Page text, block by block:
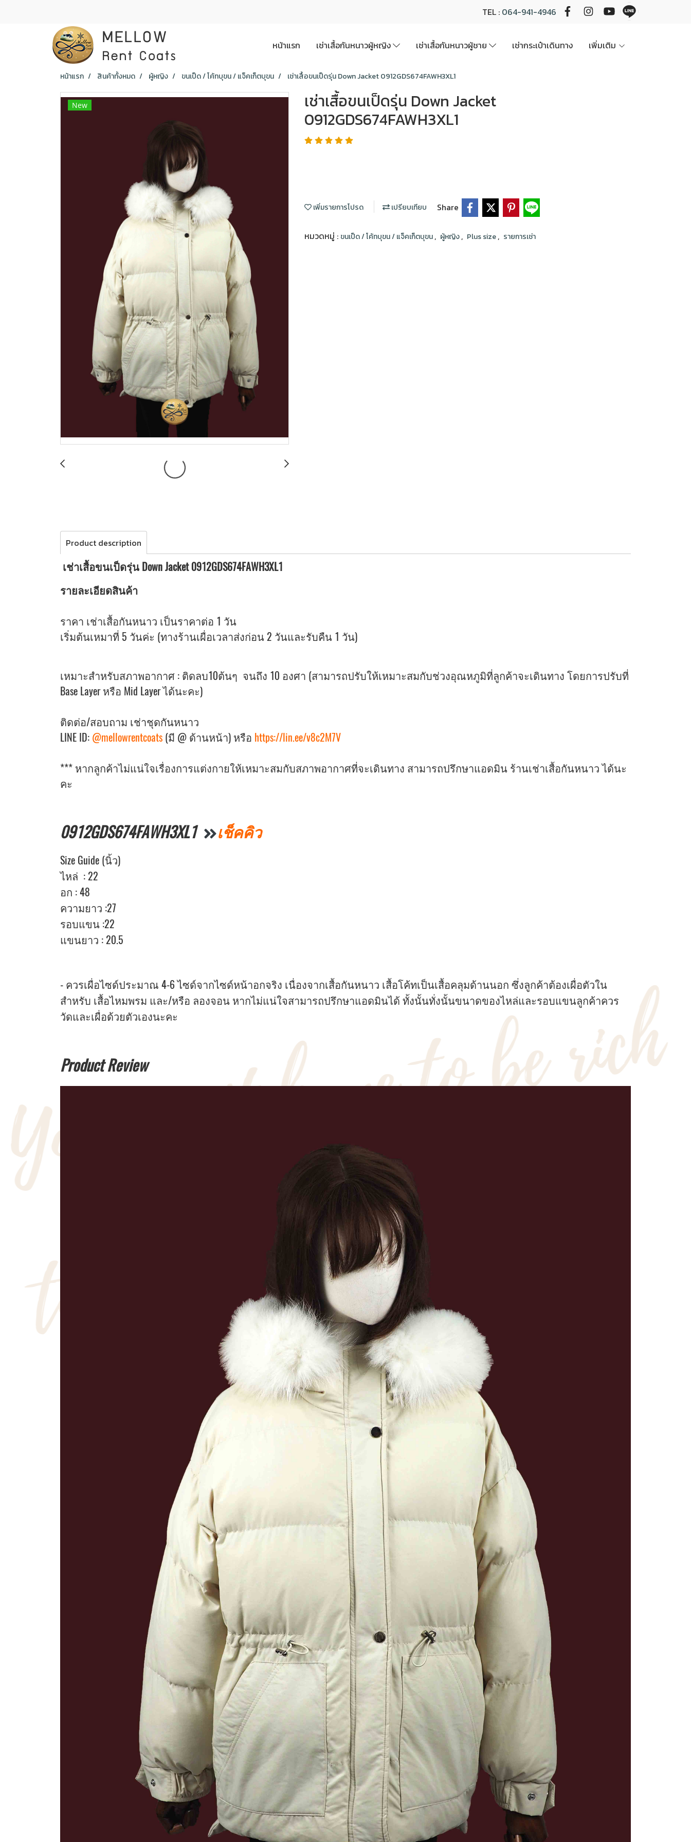
TEL : 064-941-4946
หน้าแรก เช่าเสื้อกันหนาวผู้หญิง เช่าเสื้อกันหนาวผู้ชาย เช่ากระเป๋าเดินทาง เพิ่มเติม
หน้าแรก สินค้าทั้งหมด ผู้หญิง ขนเป็ด / โค้ทบุขน / แจ็คเก็ตบุขน เช่าเสื้อขนเป็ดรุ่น Down Jacket 0912GDS674FAWH3XL1
New
เช่าเสื้อขนเป็ดรุ่น Down Jacket
0912GDS674FAWH3XL1
เพิ่มรายการโปรด เปรียบเทียบ Share
หมวดหมู่ : ขนเป็ด / โค้ทบุขน / แจ็คเก็ตบุขน, ผู้หญิง, Plus size, รายการเช่า
Product description
เช่าเสื้อขนเป็ดรุ่น Down Jacket 0912GDS674FAWH3XL1
รายละเอียดสินค้า
ราคา เช่าเสื้อกันหนาว เป็นราคาต่อ 1 วัน
เริ่มต้นเหมาที่ 5 วันค่ะ (ทางร้านเผื่อเวลาส่งก่อน 2 วันและรับคืน 1 วัน)
เหมาะสำหรับสภาพอากาศ : ติดลบ10ต้นๆ จนถึง 10 องศา (สามารถปรับให้เหมาะสมกับช่วงอุณหภูมิที่ลูกค้าจะเดินทาง โดยการปรับที่
Base Layer หรือ Mid Layer ได้นะคะ)
ติดต่อ/สอบถาม เช่าชุดกันหนาว
LINE ID: @mellowrentcoats (มี @ ด้านหน้า) หรือ https://lin.ee/v8c2M7V
*** หากลูกค้าไม่แน่ใจเรื่องการแต่งกายให้เหมาะสมกับสภาพอากาศที่จะเดินทาง สามารถปรึกษาแอดมิน ร้านเช่าเสื้อกันหนาว ได้นะ
คะ
0912GDS674FAWH3XL1 เช็คคิว
Size Guide (นิ้ว)
ไหล่ : 22
อก : 48
ความยาว :27
รอบแขน :22
แขนยาว : 20.5
- ควรเผื่อไซด์ประมาณ 4-6 ไซด์จากไซด์หน้าอกจริง เนื่องจากเสื้อกันหนาว เสื้อโค้ทเป็นเสื้อคลุมด้านนอก ซึ่งลูกค้าต้องเผื่อตัวใน
สำหรับ เสื้อไหมพรม และ/หรือ ลองจอน หากไม่แน่ใจสามารถปรึกษาแอดมินได้ ทั้งนั้นทั่งนั้นขนาดของไหล่และรอบแขนลูกค้าควร
วัดและเผื่อด้วยตัวเองนะคะ
Product Review